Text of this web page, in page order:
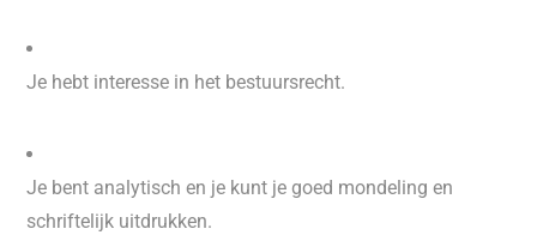
Je hebt interesse in het bestuursrecht.
Je bent analytisch en je kunt je goed mondeling en
schriftelijk uitdrukken.